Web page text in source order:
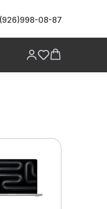
08-87